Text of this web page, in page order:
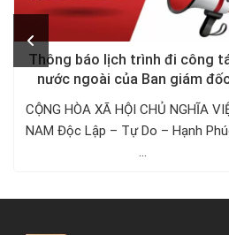
Thông báo lịch trình đi công
nước ngoài của Ban giám
Công ty Thám tử VDT năm
CỘNG HÒA XÃ HỘI CHỦ NGHĨA
NAM Độc Lập – Tự Do – Hạnh
...